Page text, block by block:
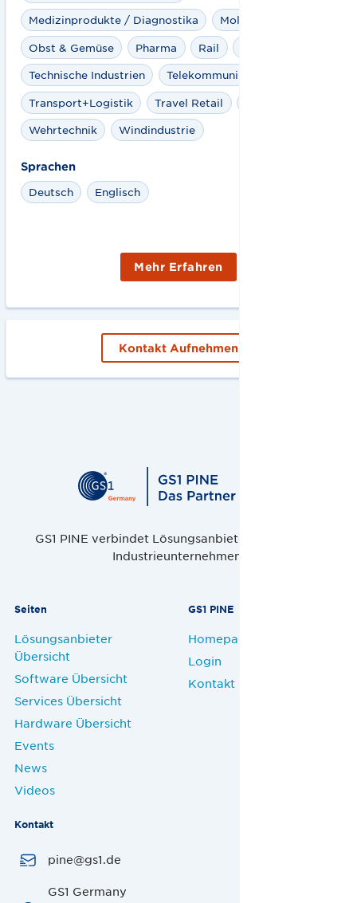
Medizinprodukte / Diagnostika Molkereiprodukte
Obst & Gemüse Pharma Rail
Technische Industrien Telekommunikation
Transport+Logistik Travel Retail
Wehrtechnik Windindustrie
Sprachen
Deutsch
Englisch
Mehr Erfahren
Kontakt Aufnehmen
GS1 PINE verbindet Lösungsanbieter, Handel und
Industrieunternehmen.
Seiten
Lösungsanbieter
Übersicht
Software Übersicht
Services Übersicht
Hardware Übersicht
Events
News
Videos
GS1 PINE
Homepage
Login
Kontakt
Kontakt
pine@gs1.de
GS1 Germany